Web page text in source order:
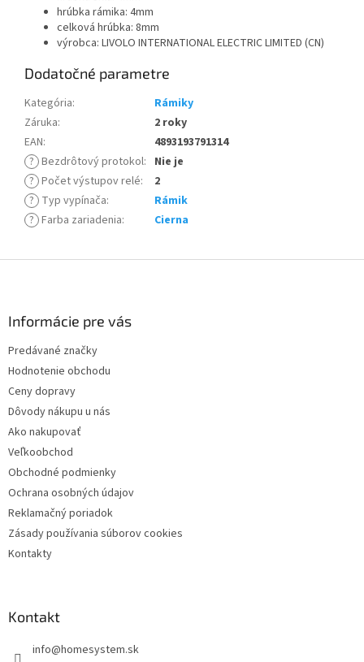
hrúbka rámika: 4mm
celková hrúbka: 8mm
výrobca: LIVOLO INTERNATIONAL ELECTRIC LIMITED (CN)
Dodatočné parametre
Kategória:
Rámiky
Záruka:
2 roky
EAN:
4893193791314
? Bezdrôtový protokol: Nie je
? Počet výstupov relé:
2
? Typ vypínača:
Rámik
? Farba zariadenia: Cierna
Informácie pre vás
Predávané značky
Hodnotenie obchodu
Ceny dopravy
Dôvody nákupu u nás
Ako nakupovať
Veľkoobchod
Obchodné podmienky
Ochrana osobných údajov
Reklamačný poriadok
Zásady používania súborov cookies
Kontakty
Kontakt
info@homesystem.sk